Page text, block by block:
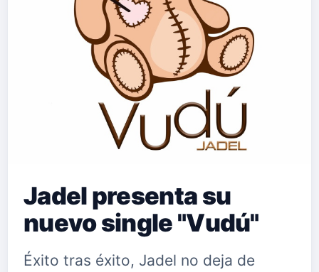
Jadel presenta su
nuevo single "Vudú"
Éxito tras éxito, Jadel no deja de